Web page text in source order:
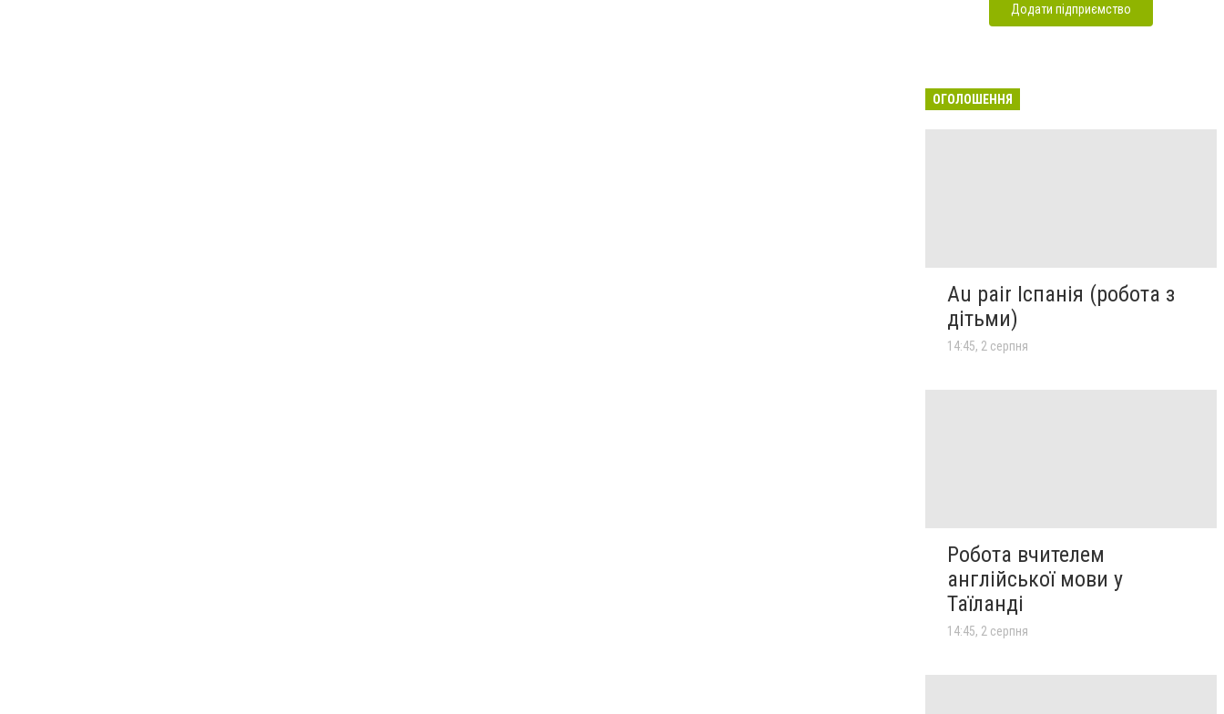
Додати підприємство
ОГОЛОШЕННЯ
Au pair Іспанія (робота з
дітьми)
14:45, 2 серпня
Робота вчителем
англійської мови у
Таїланді
14:45, 2 серпня